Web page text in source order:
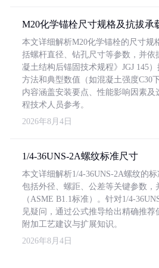
M20化学锚栓尺寸规格及抗拔承
本文详细解析M20化学锚栓的尺寸规
括螺杆直径、钻孔尺寸等参数，并依
凝土结构后锚固技术规程》JGJ 145
方法和典型数值（如混凝土强度C30
内容涵盖安装要点、性能影响因素及
程技术人员参考。
2026年8月4日
1/4-36UNS-2A螺纹标准尺寸
本文详细解析1/4-36UNS-2A螺纹的标
包括外径、螺距、公差等关键参数，
（ASME B1.1标准）。针对1/4-
见疑问，通过公式推导给出精确推荐
附加工艺建议与扩展知识。
2026年8月4日